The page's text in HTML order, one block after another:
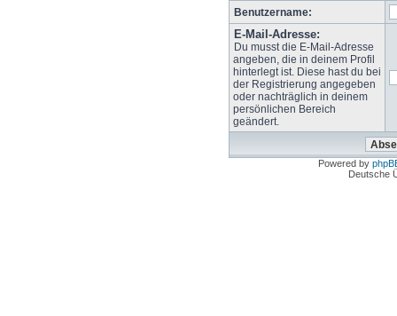
Benutzername:
E-Mail-Adresse:
Du musst die E-Mail-Adresse
angeben, die in deinem Profil
hinterlegt ist. Diese hast du bei
der Registrierung angegeben
oder nachträglich in deinem
persönlichen Bereich
geändert.
Powered by
Deutsche